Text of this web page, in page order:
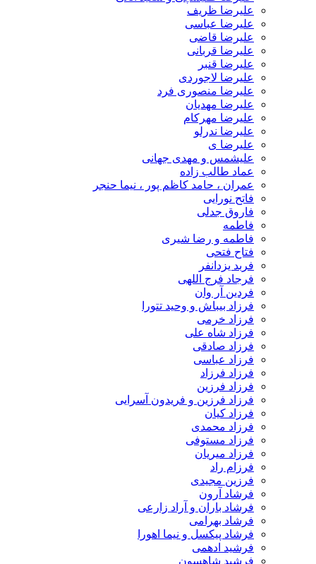
علیرضا ظریف
علیرضا عباسی
علیرضا قاضی
علیرضا قربانی
علیرضا قنبر
علیرضا لاجوردی
علیرضا منصوری فرد
علیرضا مهدیان
علیرضا مهرکام
علیرضا ندرلو
علیرضا ی
علیشمس و مهدی جهانی
عماد طالب زاده
عمران ، حامد کاظم پور ، نیما حنجر
فاتح نورایی
فاروق جدلی
فاطمه
فاطمه و رضا شیری
فتاح فتحی
فربد یزدانفر
فرجاد فرج اللهی
فردین آر وان
فرزاد بیباش و وحید تتورا
فرزاد خرمی
فرزاد شاه علی
فرزاد صادقی
فرزاد عباسی
فرزاد فرزاد
فرزاد فرزین
فرزاد فرزین و فریدون آسرایی
فرزاد کیان
فرزاد محمدی
فرزاد مستوفی
فرزاد میریان
فرزام راد
فرزین مجیدی
فرشاد آرون
فرشاد باران و آراد زارعی
فرشاد بهرامی
فرشاد پیکسل و نیما اهورا
فرشید ادهمی
فرشید شاهسون